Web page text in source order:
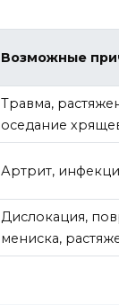
Возможные
Травма,
оседание
Артрит,
Дислокация,
мениска,